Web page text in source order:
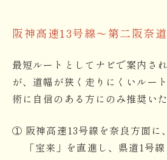
阪神高速13号線〜第二阪奈
最短ルートとしてナビで案内さ
が、道幅が狭く走りにくいルー
術に自信のある方にのみ推奨いた
① 阪神高速13号線を奈良方面に
「宝来」を直進し、県道1号